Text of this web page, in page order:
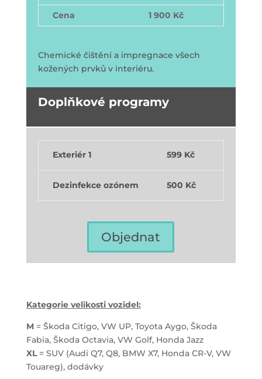
Cena 1 900 Kč
Chemické čištění a impregnace všech
kožených prvků v interiéru.
Doplňkové programy
Exteriér 1 599 Kč
Dezinfekce ozónem 500 Kč
Objednat
Kategorie velikosti vozidel:
M = Škoda Citigo, VW UP, Toyota Aygo, Škoda
Fabia, Škoda Octavia, VW Golf, Honda Jazz
XL = SUV (Audi Q7, Q8, BMW X7, Honda CR-V, VW
Touareg), dodávky